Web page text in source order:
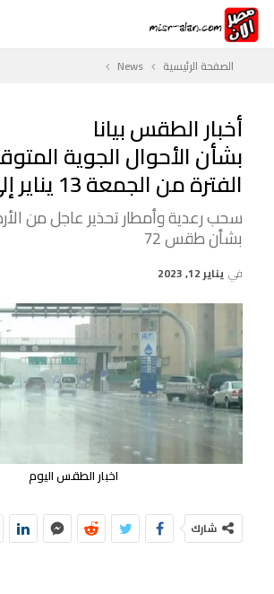
الصفحة الرئيسية News
أخبار الطقس بيانا
بشأن الأحوال الجوية
الفترة من الجمعة 13 يناير إلى 16 يناير
سحب رعدية وأمطار تحذير عاجل من
بشأن طقس 72
في يناير 12, 2023
اخبار الطقس اليوم
شارك